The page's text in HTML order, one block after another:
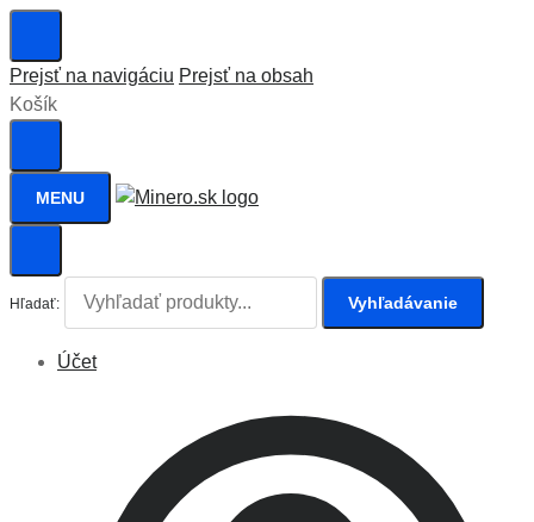
Prejsť na navigáciu Prejsť na obsah
Košík
MENU
Hľadať: Vyhľadávanie
Účet